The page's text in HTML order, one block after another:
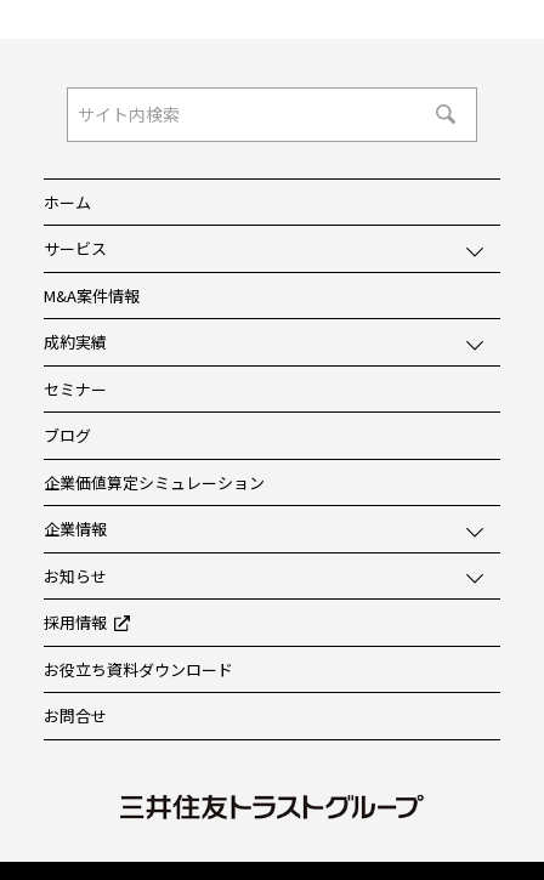
ホーム
サービス
M&A案件情報
成約実績
セミナー
ブログ
企業価値算定シミュレーション
企業情報
お知らせ
採用情報
お役立ち資料ダウンロード
お問合せ